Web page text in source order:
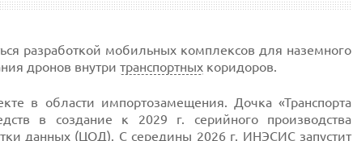
разработкой мобильных комплексов для наземного
дронов внутри транспортных коридоров.
в области импортозамещения. Дочка «Транспорта
в создание к 2029 г. серийного производства
данных (ЦОД). С середины 2026 г. ИНЭСИСзапустит